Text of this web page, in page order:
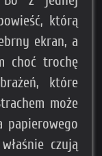
którą
ekran, a
choć trochę
które
może
papierowego
czują